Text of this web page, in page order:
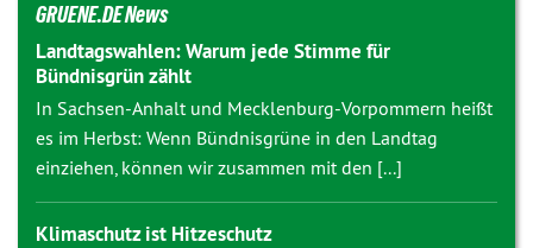
GRUENE.DE News
Landtagswahlen: Warum jede Stimme für
Bündnisgrün zählt
In Sachsen-Anhalt und Mecklenburg-Vorpommern heißt
es im Herbst: Wenn Bündnisgrüne in den Landtag
einziehen, können wir zusammen mit den [...]
Klimaschutz ist Hitzeschutz